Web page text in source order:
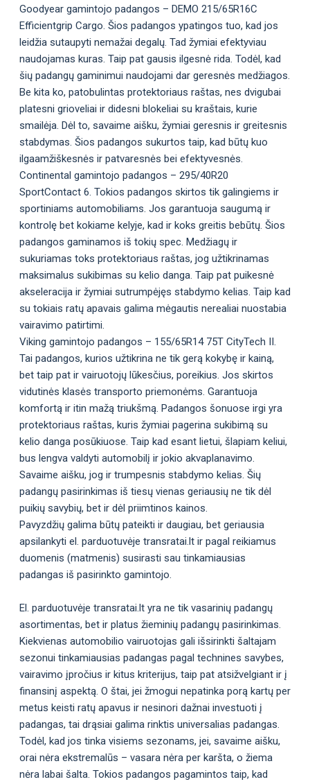
Goodyear gamintojo padangos – DEMO 215/65R16C
Efficientgrip Cargo. Šios padangos ypatingos tuo, kad jos
leidžia sutaupyti nemažai degalų. Tad žymiai efektyviau
naudojamas kuras. Taip pat gausis ilgesnė rida. Todėl, kad
šių padangų gaminimui naudojami dar geresnės medžiagos.
Be kita ko, patobulintas protektoriaus raštas, nes dvigubai
platesni grioveliai ir didesni blokeliai su kraštais, kurie
smailėja. Dėl to, savaime aišku, žymiai geresnis ir greitesnis
stabdymas. Šios padangos sukurtos taip, kad būtų kuo
ilgaamžiškesnės ir patvaresnės bei efektyvesnės.
Continental gamintojo padangos – 295/40R20
SportContact 6. Tokios padangos skirtos tik galingiems ir
sportiniams automobiliams. Jos garantuoja saugumą ir
kontrolę bet kokiame kelyje, kad ir koks greitis bebūtų. Šios
padangos gaminamos iš tokių spec. Medžiagų ir
sukuriamas toks protektoriaus raštas, jog užtikrinamas
maksimalus sukibimas su kelio danga. Taip pat puikesnė
akseleracija ir žymiai sutrumpėjęs stabdymo kelias. Taip kad
su tokiais ratų apavais galima mėgautis nerealiai nuostabia
vairavimo patirtimi.
Viking gamintojo padangos – 155/65R14 75T CityTech II.
Tai padangos, kurios užtikrina ne tik gerą kokybę ir kainą,
bet taip pat ir vairuotojų lūkesčius, poreikius. Jos skirtos
vidutinės klasės transporto priemonėms. Garantuoja
komfortą ir itin mažą triukšmą. Padangos šonuose irgi yra
protektoriaus raštas, kuris žymiai pagerina sukibimą su
kelio danga posūkiuose. Taip kad esant lietui, šlapiam keliui,
bus lengva valdyti automobilį ir jokio akvaplanavimo.
Savaime aišku, jog ir trumpesnis stabdymo kelias. Šių
padangų pasirinkimas iš tiesų vienas geriausių ne tik dėl
puikių savybių, bet ir dėl priimtinos kainos.
Pavyzdžių galima būtų pateikti ir daugiau, bet geriausia
apsilankyti el. parduotuvėje transratai.lt ir pagal reikiamus
duomenis (matmenis) susirasti sau tinkamiausias
padangas iš pasirinkto gamintojo.
El. parduotuvėje transratai.lt yra ne tik vasarinių padangų
asortimentas, bet ir platus žieminių padangų pasirinkimas.
Kiekvienas automobilio vairuotojas gali išsirinkti šaltajam
sezonui tinkamiausias padangas pagal technines savybes,
vairavimo įpročius ir kitus kriterijus, taip pat atsižvelgiant ir į
finansinį aspektą. O štai, jei žmogui nepatinka porą kartų per
metus keisti ratų apavus ir nesinori dažnai investuoti į
padangas, tai drąsiai galima rinktis universalias padangas.
Todėl, kad jos tinka visiems sezonams, jei, savaime aišku,
orai nėra ekstremalūs – vasara nėra per karšta, o žiema
nėra labai šalta. Tokios padangos pagamintos taip, kad